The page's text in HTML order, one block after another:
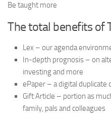
Be taught more
The total benefits of
Lex – our agenda
In-depth prognosis – on
investing and more
ePaper – a digital duplicate
Gift Article – portion as
family, pals and colleagues